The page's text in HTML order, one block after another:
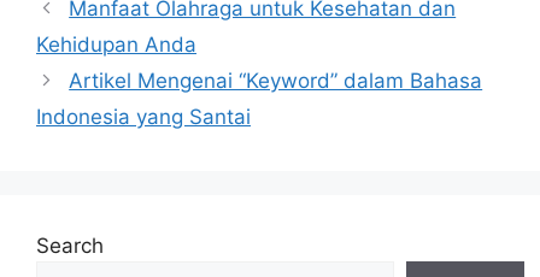
Manfaat Olahraga untuk Kesehatan dan
Kehidupan Anda
Artikel Mengenai “Keyword” dalam Bahasa
Indonesia yang Santai
Search